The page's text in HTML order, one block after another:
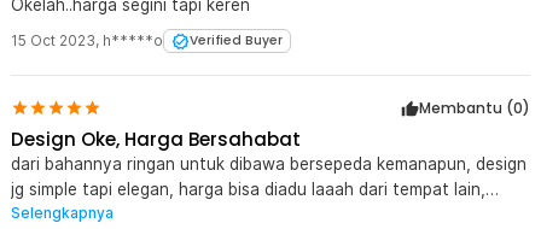
untuk penggunaan jangka panjang. Tidak mudah retak saat
terbentur ringan dan tetap nyaman digunakan di berbagai kondisi
cuaca. Cocok untuk pengguna aktif yang membutuhkan botol
minum outdoor yang awet dan praktis.
Kelengkapan Produk
Rincian yang Anda dapatkan untuk pembelian produk ini:
1 x TaffSPORT Botol Minum Sepeda Olahraga Plastik BPA Free
730ml - 30A11
Okelah..harga segini tapi keren
15 Oct 2023, h*****o Verified Buyer
Membantu (0)
Design Oke, Harga Bersahabat
dari bahannya ringan untuk dibawa bersepeda kemanapun, design
jg simple tapi elegan, harga bisa diadu laaah dari tempat lain,
selalu lebih murah kalo di JakNote
Selengkapnya